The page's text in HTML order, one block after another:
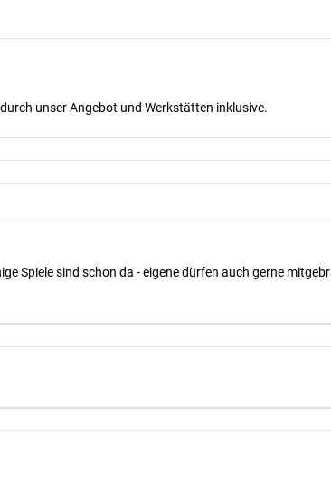
unser Angebot und Werkstätten inklusive.
Spiele sind schon da - eigene dürfen auch gerne